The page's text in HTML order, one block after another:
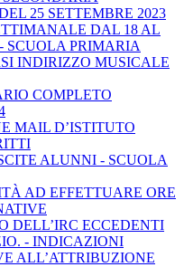
25 SETTEMBRE 2023
DAL 18 AL
SCUOLA PRIMARIA
INDIRIZZO MUSICALE
COMPLETO
MAIL D’ISTITUTO
ALUNNI - SCUOLA
AD EFFETTUARE ORE
DELL’IRC ECCEDENTI
- INDICAZIONI
ALL’ATTRIBUZIONE